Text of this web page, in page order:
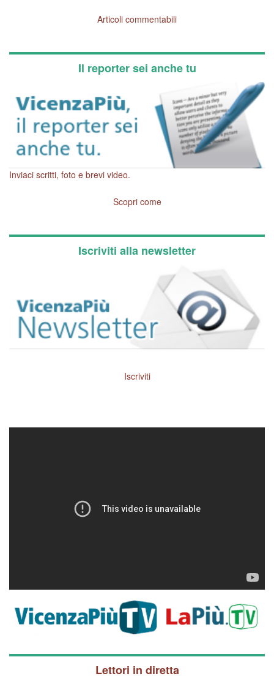
Articoli commentabili
Il reporter sei anche tu
Inviaci scritti, foto e brevi video.
Scopri come
Iscriviti alla newsletter
Iscriviti
Lettori in diretta